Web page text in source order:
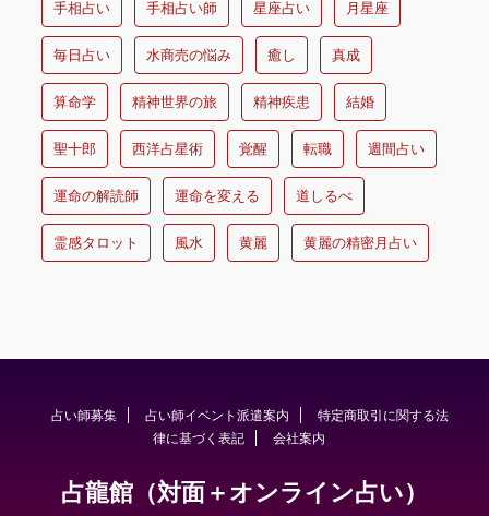
手相占い 手相占い師 星座占い 月星座
毎日占い 水商売の悩み 癒し 真成
算命学 精神世界の旅 精神疾患 結婚
聖十郎 西洋占星術 覚醒 転職 週間占い
運命の解読師 運命を変える 道しるべ
霊感タロット 風水 黄麗 黄麗の精密月占い
占い師募集 占い師イベント派遣案内
特定商取引に関する法
律に基づく表記
会社案内
占龍館（対面＋オンライン占い）